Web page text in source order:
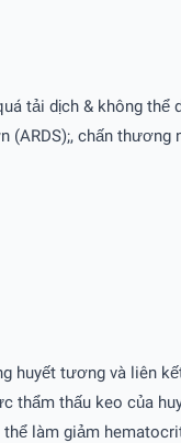
tải dịch & không
chấn
huyết tương và liên
thẩm thấu keo của
làm giảm